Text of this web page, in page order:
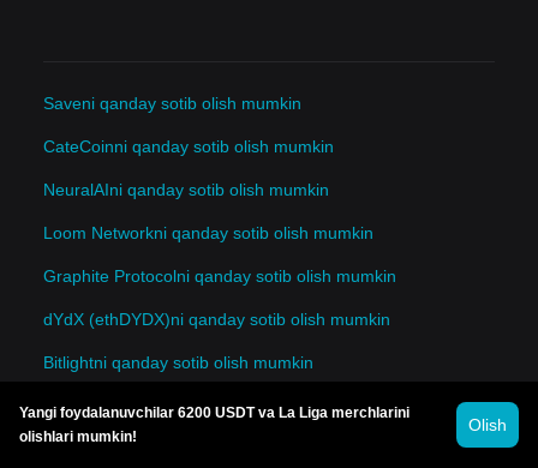
Saveni qanday sotib olish mumkin
CateCoinni qanday sotib olish mumkin
NeuralAIni qanday sotib olish mumkin
Loom Networkni qanday sotib olish mumkin
Graphite Protocolni qanday sotib olish mumkin
dYdX (ethDYDX)ni qanday sotib olish mumkin
Bitlightni qanday sotib olish mumkin
Impossible Finance Launchpadni qanday sotib olish mumkin
Yangi foydalanuvchilar 6200 USDT va La Liga merchlarini
olishlari mumkin!
Olish